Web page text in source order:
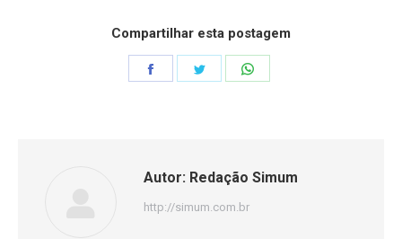
Compartilhar esta postagem
Autor: Redação Simum
http://simum.com.br